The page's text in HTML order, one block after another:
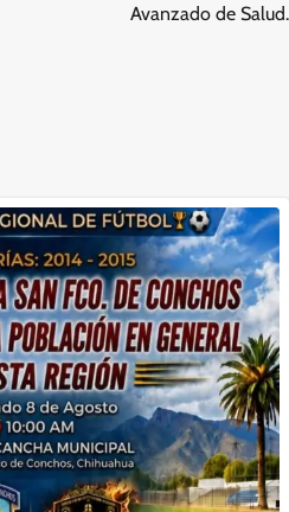
Avanzado de Salud.